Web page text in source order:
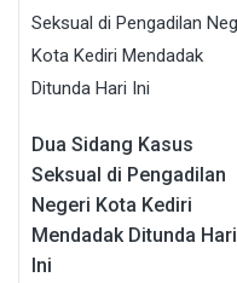
Dua Sidang Kasus
Seksual di Pengadilan
Negeri Kota Kediri
Mendadak Ditunda Hari
Ini